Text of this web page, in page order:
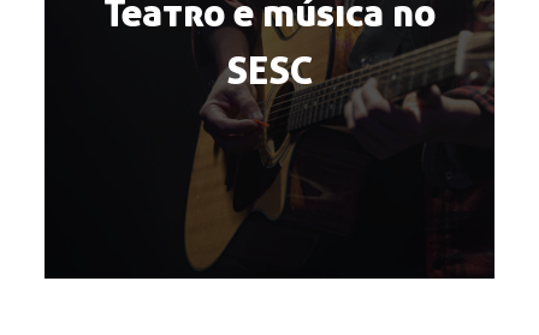
Teatro e música no
SESC